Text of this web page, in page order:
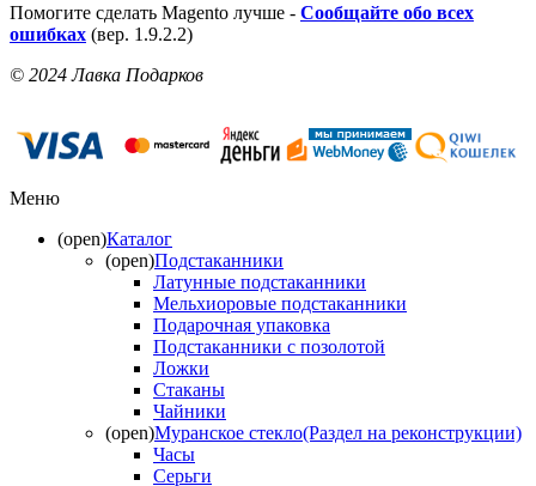
Помогите сделать Magento лучше - Сообщайте обо всех
ошибках (вер. 1.9.2.2)
© 2024 Лавка Подарков
Меню
(open)Каталог
(open)Подстаканники
Латунные подстаканники
Мельхиоровые подстаканники
Подарочная упаковка
Подстаканники с позолотой
Ложки
Стаканы
Чайники
(open)Муранское стекло(Раздел на реконструкции)
Часы
Серьги